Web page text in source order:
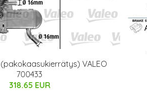
VALEO
700433
318.65 EUR